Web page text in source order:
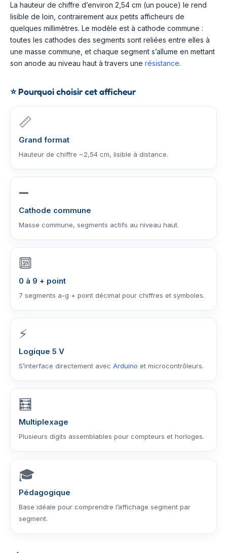
La hauteur de chiffre d’environ 2,54 cm (un pouce) le rend
lisible de loin, contrairement aux petits afficheurs de
quelques millimètres. Le modèle est à cathode commune :
toutes les cathodes des segments sont reliées entre elles à
une masse commune, et chaque segment s’allume en mettant
son anode au niveau haut à travers une résistance.
⭐Pourquoi choisir cet afficheur
📏
Grand format
Hauteur de chiffre ~2,54 cm, lisible à distance.
➖
Cathode commune
Masse commune, segments actifs au niveau haut.
🔟
0 à 9 + point
7 segments a-g + point décimal pour chiffres et symboles.
⚡
Logique 5 V
S’interface directement avec Arduino et microcontrôleurs.
🧮
Multiplexage
Plusieurs digits assemblables pour compteurs et horloges.
🎓
Pédagogique
Base idéale pour comprendre l’affichage segment par
segment.